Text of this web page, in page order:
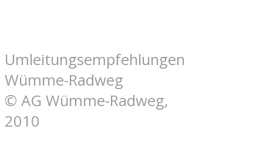
Umleitungsempfehlungen
Wümme-Radweg
© AG Wümme-Radweg,
2010